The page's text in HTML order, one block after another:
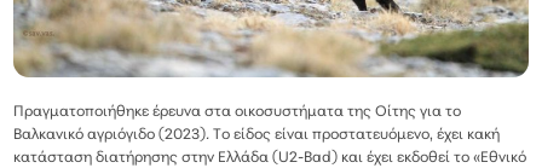
Πραγματοποιήθηκε έρευνα στα οικοσυστήματα της Οίτης για το
Βαλκανικό αγριόγιδο (2023).Το είδος είναι προστατευόμενο, έχει κακή
κατάσταση διατήρησης στην Ελλάδα (U2-Bad) και έχει εκδοθεί το «Εθνικό